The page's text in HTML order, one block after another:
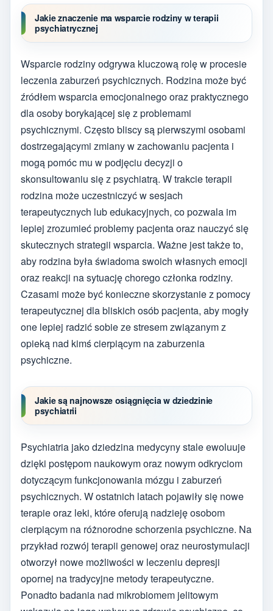
Jakie znaczenie ma wsparcie rodziny w terapii
psychiatrycznej
Wsparcie rodziny odgrywa kluczową rolę w procesie
leczenia zaburzeń psychicznych. Rodzina może być
źródłem wsparcia emocjonalnego oraz praktycznego
dla osoby borykającej się z problemami
psychicznymi. Często bliscy są pierwszymi osobami
dostrzegającymi zmiany w zachowaniu pacjenta i
mogą pomóc mu w podjęciu decyzji o
skonsultowaniu się z psychiatrą. W trakcie terapii
rodzina może uczestniczyć w sesjach
terapeutycznych lub edukacyjnych, co pozwala im
lepiej zrozumieć problemy pacjenta oraz nauczyć się
skutecznych strategii wsparcia. Ważne jest także to,
aby rodzina była świadoma swoich własnych emocji
oraz reakcji na sytuację chorego członka rodziny.
Czasami może być konieczne skorzystanie z pomocy
terapeutycznej dla bliskich osób pacjenta, aby mogły
one lepiej radzić sobie ze stresem związanym z
opieką nad kimś cierpiącym na zaburzenia
psychiczne.
Jakie są najnowsze osiągnięcia w dziedzinie
psychiatrii
Psychiatria jako dziedzina medycyny stale ewoluuje
dzięki postępom naukowym oraz nowym odkryciom
dotyczącym funkcjonowania mózgu i zaburzeń
psychicznych. W ostatnich latach pojawiły się nowe
terapie oraz leki, które oferują nadzieję osobom
cierpiącym na różnorodne schorzenia psychiczne. Na
przykład rozwój terapii genowej oraz neurostymulacji
otworzył nowe możliwości w leczeniu depresji
opornej na tradycyjne metody terapeutyczne.
Ponadto badania nad mikrobiomem jelitowym